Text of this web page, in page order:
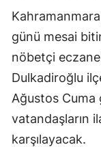
günü mesai
nöbetçi
Dulkadiroğlu
Ağustos
vatandaşların
karşılayacak.